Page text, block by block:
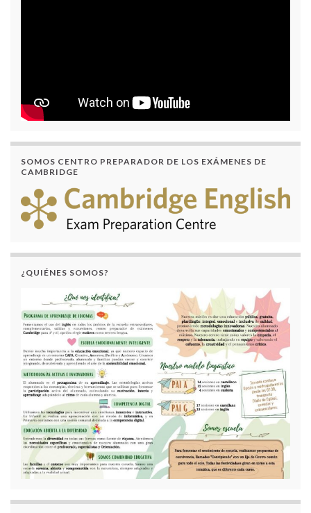
SOMOS CENTRO PREPARADOR DE LOS EXÁMENES DE
CAMBRIDGE
¿QUIÉNES SOMOS?